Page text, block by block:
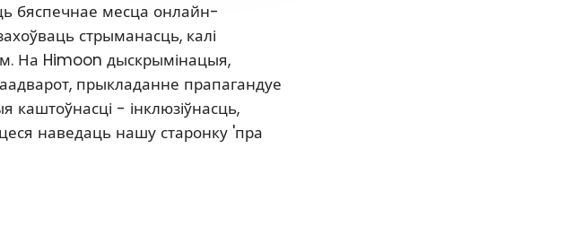
бяспечнае месца онлайн-
стрыманасць, калі
На Himoon дыскрымінацыя,
прыкладанне прапагандуе
каштоўнасці - інклюзіўнасць,
наведаць нашу старонку 'пра